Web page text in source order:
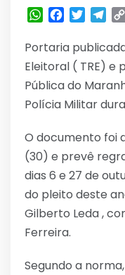
WhatsApp
Facebook
Twitter
Portaria
Eleitoral ( TRE) e
Pública do
Polícia Militar
O documento foi
(30) e prevê
dias 6 e 27 de
do pleito deste
Gilberto Leda ,
Ferreira.
Segundo a